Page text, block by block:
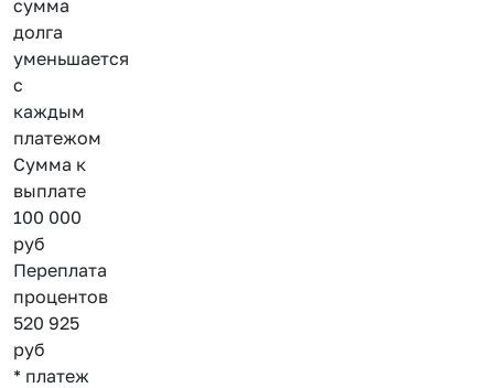
сумма
долга
уменьшается
с
каждым
платежом
Сумма к
выплате
100 000
руб
Переплата
процентов
520 925
руб
* платеж